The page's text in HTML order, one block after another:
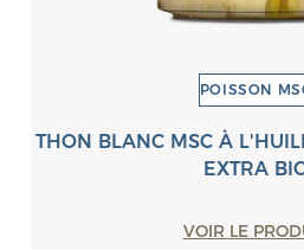
POISSON
THON BLANC MSC À
EXTRA
VOIR LE